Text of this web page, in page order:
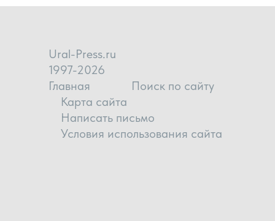
Ural-Press.ru
1997-2026
Главная
Поиск по сайту
Карта сайта
Написать письмо
Условия использования сайта